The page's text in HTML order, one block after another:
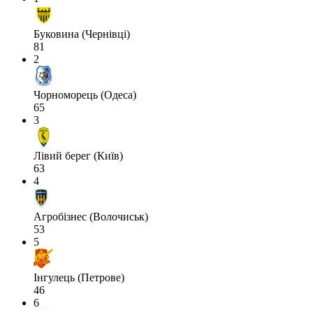
Буковина (Чернівці)
81
2
Чорноморець (Одеса)
65
3
Лівий берег (Київ)
63
4
Агробізнес (Волочиськ)
53
5
Інгулець (Петрове)
46
6